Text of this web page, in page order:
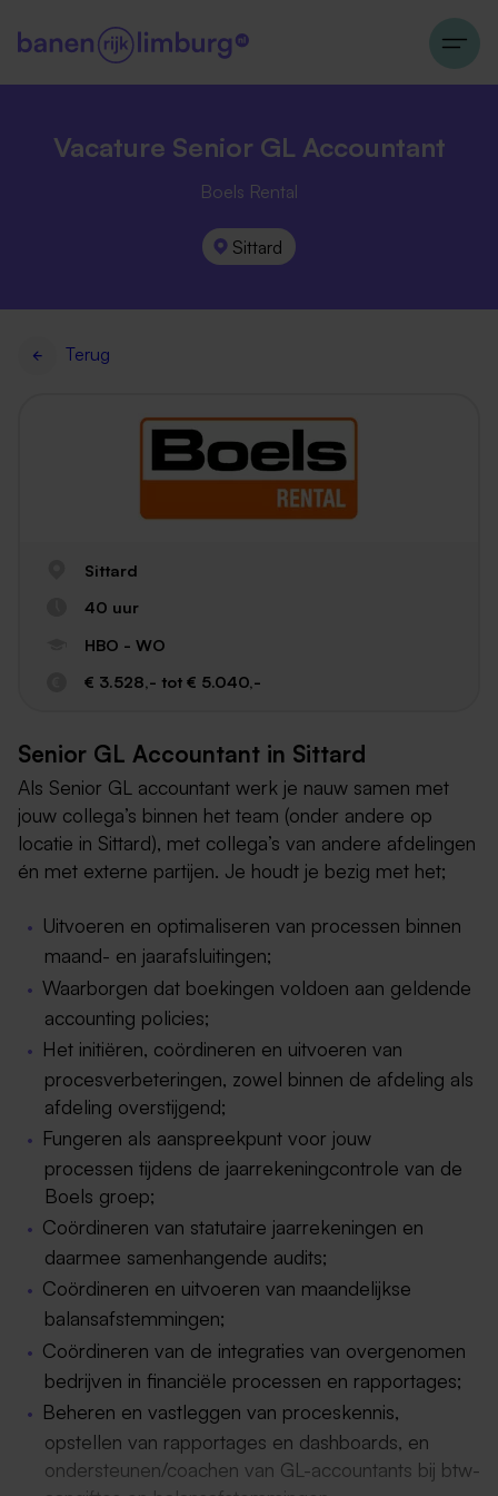
Vacature Senior GL Accountant
Boels Rental
Sittard
Terug
Sittard
40 uur
HBO - WO
€ 3.528,- tot € 5.040,-
Senior GL Accountant in Sittard
Als Senior GL accountant werk je nauw samen met
jouw collega’s binnen het team (onder andere op
locatie in Sittard), met collega’s van andere afdelingen
én met externe partijen. Je houdt je bezig met het;
Uitvoeren en optimaliseren van processen binnen
maand- en jaarafsluitingen;
Waarborgen dat boekingen voldoen aan geldende
accounting policies;
Het initiëren, coördineren en uitvoeren van
procesverbeteringen, zowel binnen de afdeling als
afdeling overstijgend;
Fungeren als aanspreekpunt voor jouw
processen tijdens de jaarrekeningcontrole van de
Boels groep;
Coördineren van statutaire jaarrekeningen en
daarmee samenhangende audits;
Coördineren en uitvoeren van maandelijkse
balansafstemmingen;
Coördineren van de integraties van overgenomen
bedrijven in financiële processen en rapportages;
Beheren en vastleggen van proceskennis,
opstellen van rapportages en dashboards, en
ondersteunen/coachen van GL-accountants bij btw-